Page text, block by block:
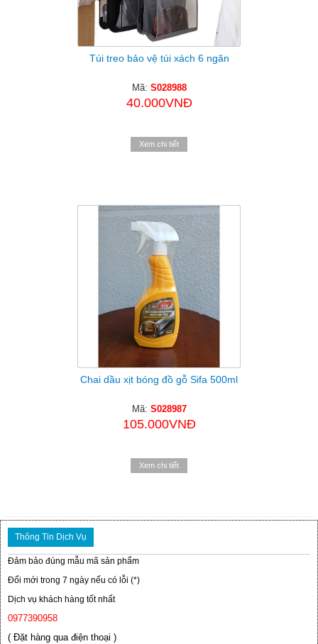
Túi treo bảo vệ túi xách 6 ngăn
Mã: S028988
40.000VNĐ
Xem chi tiết
Chai dầu xịt bóng đồ gỗ Sifa 500ml
Mã: S028987
105.000VNĐ
Xem chi tiết
Thông Tin Dịch Vụ
Đảm bảo đúng mẫu mã sản phẩm
Đổi mới trong 7 ngày nếu có lỗi (*)
Dịch vụ khách hàng tốt nhất
0977390958
( Đặt hàng qua điện thoại )